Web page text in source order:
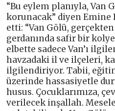
“Bu eylem planıyla, Van
korunacak” diyen Emine
etti: “Van Gölü,
gerdanında safir bir
elbette sadece Van’ı
havzadaki il ve ilçeleri,
ilgilendiriyor. Tabii,
üzerinde hassasiyetle
husus. Çocuklarımıza,
verilecek inşallah.